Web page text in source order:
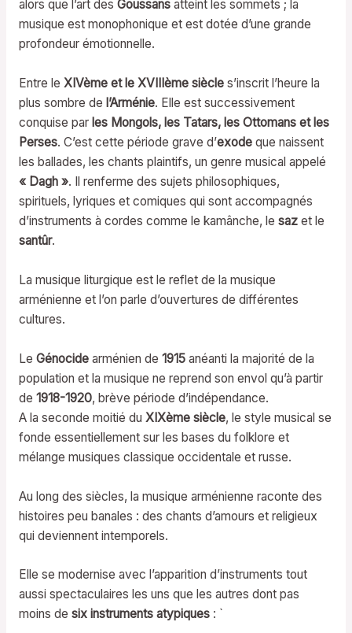
alors que l’art des Goussansatteint les sommets ; la
musique est monophonique et est dotée d’une grande
profondeur émotionnelle.
Entre le XIVème et le XVIIIème siècles’inscrit l’heure la
plus sombre de l’Arménie. Elle est successivement
conquise par les Mongols, les Tatars, les Ottomans et les
Perses. C’est cette période grave d’exodeque naissent
les ballades, les chants plaintifs, un genre musical appelé
« Dagh ». Il renferme des sujets philosophiques,
spirituels, lyriques et comiques qui sont accompagnés
d’instruments à cordes comme le kamânche, le sazet le
santûr.
La musique liturgique est le reflet de la musique
arménienne et l’on parle d’ouvertures de différentes
cultures.
Le Génocidearménien de 1915anéanti la majorité de la
population et la musique ne reprend son envol qu’à partir
de 1918-1920, brève période d’indépendance.
A la seconde moitié du XIXème siècle, le style musical se
fonde essentiellement sur les bases du folklore et
mélange musiques classique occidentale et russe.
Au long des siècles, la musique arménienne raconte des
histoires peu banales : des chants d’amours et religieux
qui deviennent intemporels.
Elle se modernise avec l’apparition d’instruments tout
aussi spectaculaires les uns que les autres dont pas
moins de six instruments atypiques : `